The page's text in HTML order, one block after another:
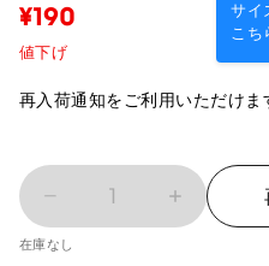
サイ
こち
¥190
値下げ
再入荷通知をご利用いただけま
1
在庫なし